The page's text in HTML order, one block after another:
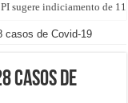
sugere indiciamento de 11
quase 1 kg de
casos de Covid-19
casos de